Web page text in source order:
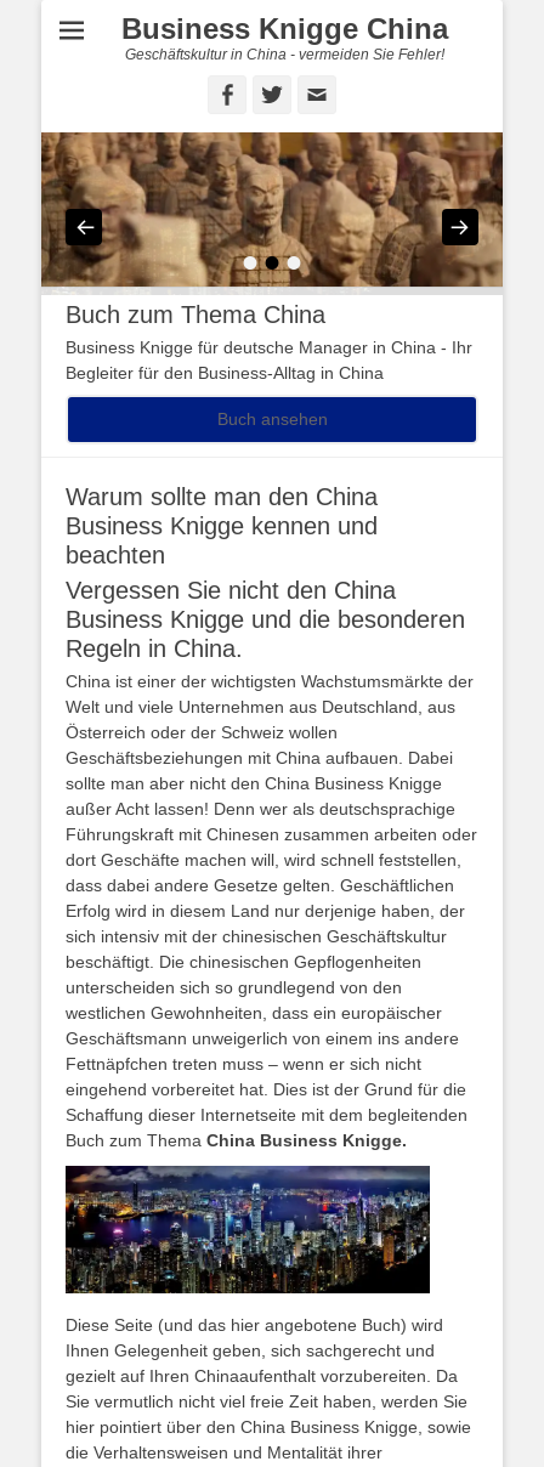
Business Knigge China
Geschäftskultur in China - vermeiden Sie Fehler!
Facebook
Twitter
•••
Buch zum Thema China
Business Knigge für deutsche Manager in China - Ihr
Begleiter für den Business-Alltag in China
Buch ansehen
Warum sollte man den China
Business Knigge kennen und
beachten
Vergessen Sie nicht den China
Business Knigge und die besonderen
Regeln in China.
China ist einer der wichtigsten Wachstumsmärkte der
Welt und viele Unternehmen aus Deutschland, aus
Österreich oder der Schweiz wollen
Geschäftsbeziehungen mit China aufbauen. Dabei
sollte man aber nicht den China Business Knigge
außer Acht lassen! Denn wer als deutschsprachige
Führungskraft mit Chinesen zusammen arbeiten oder
dort Geschäfte machen will, wird schnell feststellen,
dass dabei andere Gesetze gelten. Geschäftlichen
Erfolg wird in diesem Land nur derjenige haben, der
sich intensiv mit der chinesischen Geschäftskultur
beschäftigt. Die chinesischen Gepflogenheiten
unterscheiden sich so grundlegend von den
westlichen Gewohnheiten, dass ein europäischer
Geschäftsmann unweigerlich von einem ins andere
Fettnäpfchen treten muss – wenn er sich nicht
eingehend vorbereitet hat. Dies ist der Grund für die
Schaffung dieser Internetseite mit dem begleitenden
Buch zum Thema China Business Knigge.
Diese Seite (und das hier angebotene Buch) wird
Ihnen Gelegenheit geben, sich sachgerecht und
gezielt auf Ihren Chinaaufenthalt vorzubereiten. Da
Sie vermutlich nicht viel freie Zeit haben, werden Sie
hier pointiert über den China Business Knigge, sowie
die Verhaltensweisen und Mentalität ihrer